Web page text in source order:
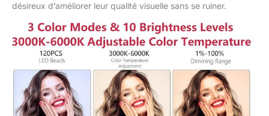
désireux d’améliorer leur qualité visuelle sans se ruiner.